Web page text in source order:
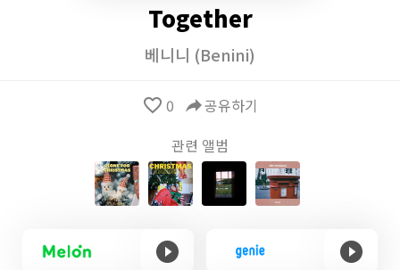
Together
베니니 (Benini)
favorite_border 0 reply공유하기
관련 앨범